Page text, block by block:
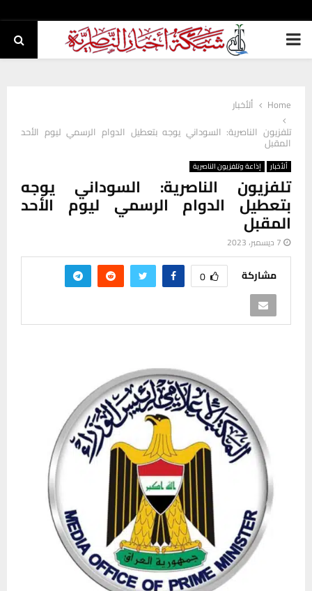
PRIMARY
Home
ألأخبار
تلفزيون الناصرية: السوداني يوجه بتعطيل الدوام الرسمي ليوم الأحد
المقبل
ألأخبار إذاعة وتلفزيون الناصرية
تلفزيون الناصرية: السوداني يوجه
بتعطيل الدوام الرسمي ليوم الأحد
المقبل
7 ديسمبر، 2023
مشاركة 0